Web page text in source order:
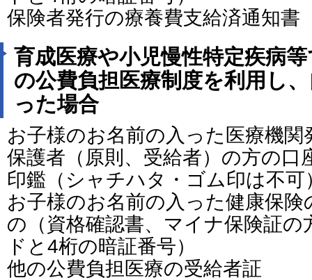
保険者発行の療養費支給済通知書
育成医療や小児慢性特定疾病
の公費負担医療制度を利用し
った場合
お子様のお名前の入った医療機関
保護者（原則、受給者）の方の口
印鑑（シャチハタ・ゴム印は不可
お子様のお名前の入った健康保
の（資格確認書、マイナ保険証
ドと4桁の暗証番号）
他の公費負担医療の受給者証